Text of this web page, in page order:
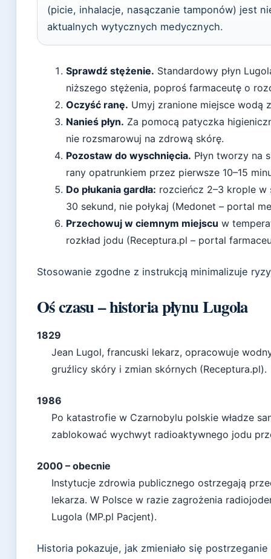
(picie, inhalacje, nasączanie tamponów) jest
aktualnych wytycznych medycznych.
Sprawdź stężenie. Standardowy płyn
niższego stężenia, poproś farmaceutę o
Oczyść ranę. Umyj zranione miejsce wodą
Nanieś płyn. Za pomocą patyczka
nie rozsmarowuj na zdrową skórę.
Pozostaw do wyschnięcia. Płyn tworzy na
rany opatrunkiem przez pierwsze 10–15
Do płukania gardła: rozcieńcz 2–3 krople w
30 sekund, nie połykaj (Medonet – portal
Przechowuj w ciemnym miejscu w
rozkład jodu (Receptura.pl – portal
Stosowanie zgodne z instrukcją minimalizuje
Oś czasu – historia płynu Lugola
1829
Jean Lugol, francuski lekarz, opracowuje
gruźlicy skóry i zmian skórnych (Receptura.pl).
1986
Po katastrofie w Czarnobylu polskie władze
zablokować wychwyt radioaktywnego jodu
2000 – obecnie
Instytucje zdrowia publicznego ostrzegają
lekarza. W Polsce w razie zagrożenia
Lugola (MP.pl Pacjent).
Historia pokazuje, jak zmieniało się postrzeganie